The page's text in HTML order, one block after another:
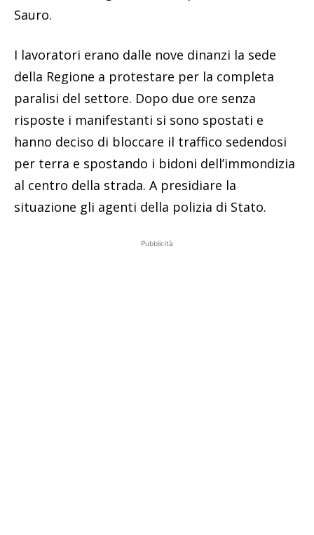
Sauro.
I lavoratori erano dalle nove dinanzi la sede
della Regione a protestare per la completa
paralisi del settore. Dopo due ore senza
risposte i manifestanti si sono spostati e
hanno deciso di bloccare il traffico sedendosi
per terra e spostando i bidoni dell’immondizia
al centro della strada. A presidiare la
situazione gli agenti della polizia di Stato.
Pubblicità